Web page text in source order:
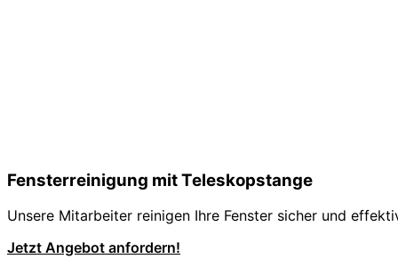
Fensterreinigung mit Teleskopstange
Unsere Mitarbeiter reinigen Ihre Fenster sicher und
Jetzt Angebot anfordern!